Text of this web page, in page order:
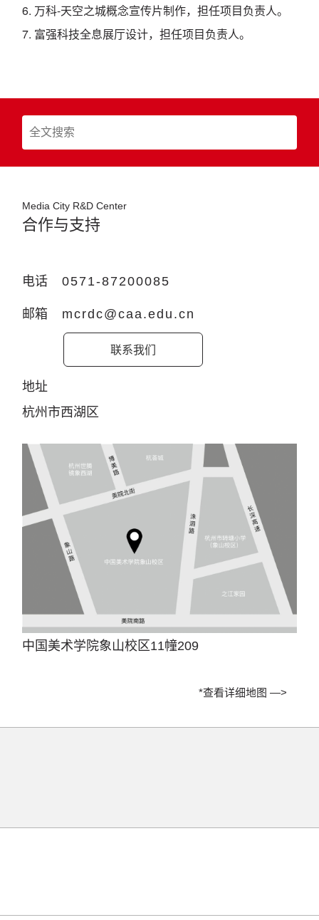
6. 万科-天空之城概念宣传片制作，担任项目负责人。
7. 富强科技全息展厅设计，担任项目负责人。
Media City R&D Center
合作与支持
电话 0571-87200085
邮箱 mcrdc@caa.edu.cn
联系我们
地址
杭州市西湖区
中国美术学院象山校区11幢209
*查看详细地图 —>